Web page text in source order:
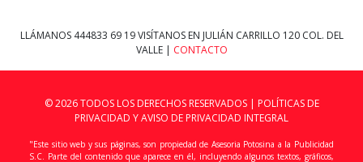
LLÁMANOS 444833 69 19VISÍTANOS EN JULIÁN CARRILLO 120 COL. DEL
VALLE | CONTACTO
© 2026 TODOS LOS DERECHOS RESERVADOS | POLÍTICAS DE
PRIVACIDAD Y AVISO DE PRIVACIDAD INTEGRAL
"Este sitio web y sus páginas, son propiedad de Asesoria Potosina a la Publicidad
S.C. Parte del contenido que aparece en él, incluyendo algunos textos, gráficos,